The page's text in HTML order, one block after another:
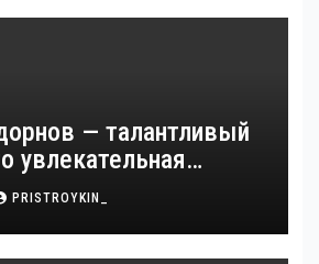
— талантливый
увлекательная
выдающиеся
известность и
факты из личной
PRISTROYKIN_